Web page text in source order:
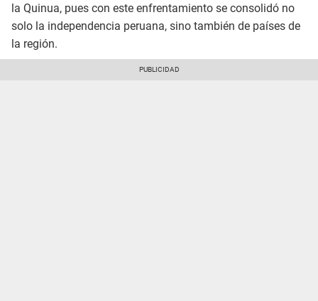
la Quinua, pues con este enfrentamiento se consolidó no
solo la independencia peruana, sino también de países de
la región.